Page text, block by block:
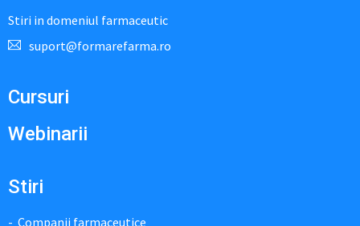
Stiri in domeniul farmaceutic
suport@formarefarma.ro
Cursuri
Webinarii
Stiri
Companii farmaceutice